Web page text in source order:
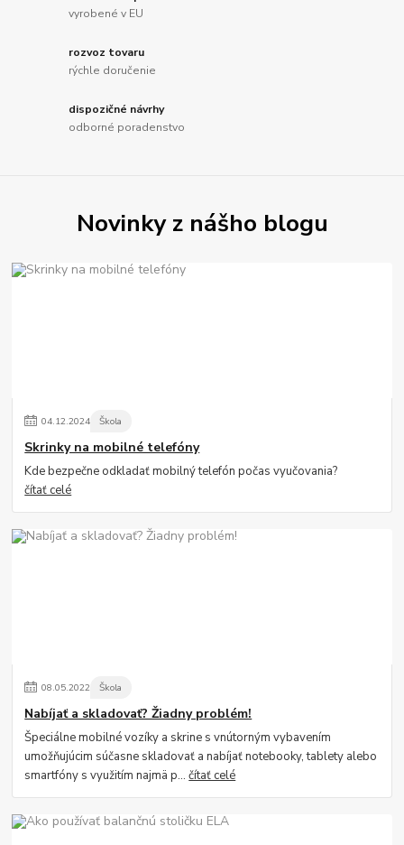
vyrobené v EU
rozvoz tovaru
rýchle doručenie
dispozičné návrhy
odborné poradenstvo
Novinky z nášho blogu
04.12.2024 Škola
Skrinky na mobilné telefóny
Kde bezpečne odkladať mobilný telefón počas vyučovania?
čítať celé
08.05.2022 Škola
Nabíjať a skladovať? Žiadny problém!
Špeciálne mobilné vozíky a skrine s vnútorným vybavením
umožňujúcim súčasne skladovať a nabíjať notebooky, tablety alebo
smartfóny s využitím najmä p...čítať celé